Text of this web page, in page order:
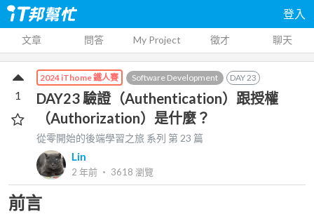
登入
文章 問答 My Project 徵才 聊天
2024 iThome 鐵人賽 Software Development DAY23
DAY23 驗證（Authentication）跟授權
（Authorization）是什麼？
從零開始的後端學習之旅 系列 第23 篇
Lin
2 年前 ‧ 3618 瀏覽
1
前言